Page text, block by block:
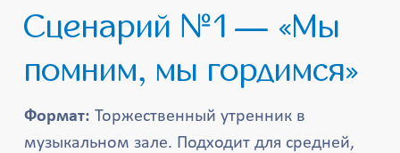
Сценарий №1 — «Мы
помним, мы гордимся»
Формат: Торжественный утренник в
музыкальном зале. Подходит для средней,